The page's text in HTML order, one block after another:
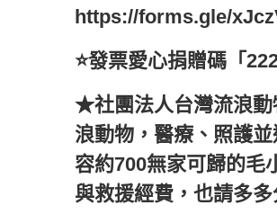
https://forms.gle/
⭐️發票愛心捐贈碼「
★社團法人台灣流浪動
浪動物，醫療、照護
容約700無家可歸的毛
與救援經費，也請多